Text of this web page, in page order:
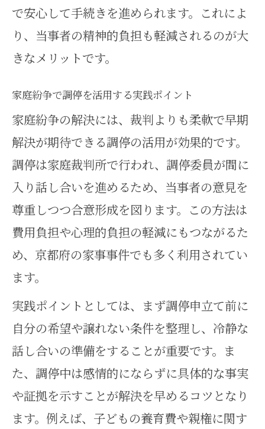
で安心して手続きを進められます。これによ
り、当事者の精神的負担も軽減されるのが大
きなメリットです。
家庭紛争で調停を活用する実践ポイント
家庭紛争の解決には、裁判よりも柔軟で早期
解決が期待できる調停の活用が効果的です。
調停は家庭裁判所で行われ、調停委員が間に
入り話し合いを進めるため、当事者の意見を
尊重しつつ合意形成を図ります。この方法は
費用負担や心理的負担の軽減にもつながるた
め、京都府の家事事件でも多く利用されてい
ます。
実践ポイントとしては、まず調停申立て前に
自分の希望や譲れない条件を整理し、冷静な
話し合いの準備をすることが重要です。ま
た、調停中は感情的にならずに具体的な事実
や証拠を示すことが解決を早めるコツとなり
ます。例えば、子どもの養育費や親権に関す